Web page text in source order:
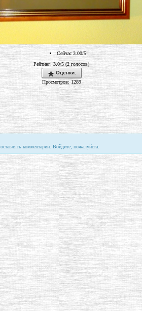
Сейчас 3.00/5
Рейтинг:3.0/5 (2 голосов)
Оценки.
Просмотров: 1289
комментарии. Войдите, пожалуйста.